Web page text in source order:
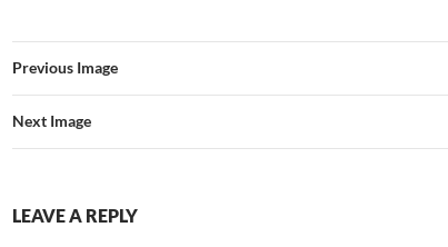
Previous Image
Next Image
LEAVE A REPLY